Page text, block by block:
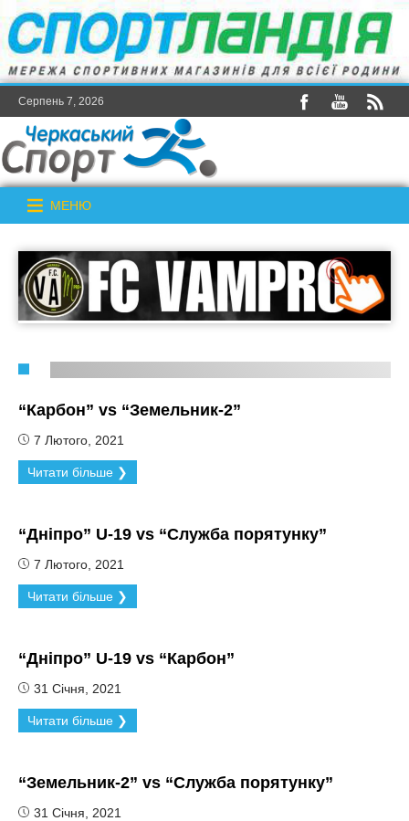
Серпень 7, 2026
МЕНЮ
“Карбон” vs “Земельник-2”
7 Лютого, 2021
Читати більше ❯
“Дніпро” U-19 vs “Служба порятунку”
7 Лютого, 2021
Читати більше ❯
“Дніпро” U-19 vs “Карбон”
31 Січня, 2021
Читати більше ❯
“Земельник-2” vs “Служба порятунку”
31 Січня, 2021